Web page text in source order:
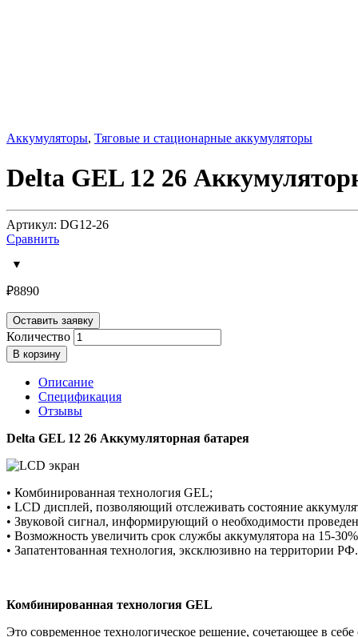
Аккумуляторы, Тяговые и стационарные аккумуляторы
Delta GEL 12 26
Артикул: DG12-26
Сравнить
₽8890
Оставить заявку
Количество
В корзину
Описание
Спецификация
Отзывы
Delta GEL 12 26 Аккумуляторная батарея
• Комбинированная технология GEL;
• LCD дисплей, позволяющий отслеживать состояние
• Звуковой сигнал, информирующий о необходимости
• Возможность увеличить срок службы аккумулятора на 15-
• Запатентованная технология, эксклюзивно на территории РФ.
Комбинированная технология GEL
Это современное технологическое решение, сочетающее в